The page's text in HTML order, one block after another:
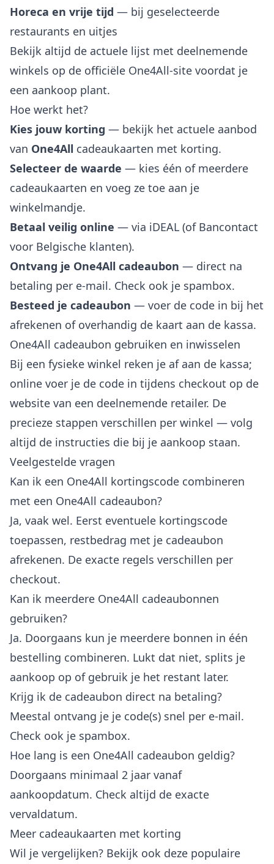
Horeca en vrije tijd — bij geselecteerde
restaurants en uitjes
Bekijk altijd de actuele lijst met deelnemende
winkels op de officiële One4All-site voordat je
een aankoop plant.
Hoe werkt het?
Kies jouw korting — bekijk het actuele aanbod
van One4All cadeaukaarten met korting.
Selecteer de waarde — kies één of meerdere
cadeaukaarten en voeg ze toe aan je
winkelmandje.
Betaal veilig online — via iDEAL (of Bancontact
voor Belgische klanten).
Ontvang je One4All cadeaubon — direct na
betaling per e-mail. Check ook je spambox.
Besteed je cadeaubon — voer de code in bij het
afrekenen of overhandig de kaart aan de kassa.
One4All cadeaubon gebruiken en inwisselen
Bij een fysieke winkel reken je af aan de kassa;
online voer je de code in tijdens checkout op de
website van een deelnemende retailer. De
precieze stappen verschillen per winkel — volg
altijd de instructies die bij je aankoop staan.
Veelgestelde vragen
Kan ik een One4All kortingscode combineren
met een One4All cadeaubon?
Ja, vaak wel. Eerst eventuele kortingscode
toepassen, restbedrag met je cadeaubon
afrekenen. De exacte regels verschillen per
checkout.
Kan ik meerdere One4All cadeaubonnen
gebruiken?
Ja. Doorgaans kun je meerdere bonnen in één
bestelling combineren. Lukt dat niet, splits je
aankoop op of gebruik je het restant later.
Krijg ik de cadeaubon direct na betaling?
Meestal ontvang je je code(s) snel per e-mail.
Check ook je spambox.
Hoe lang is een One4All cadeaubon geldig?
Doorgaans minimaal 2 jaar vanaf
aankoopdatum. Check altijd de exacte
vervaldatum.
Meer cadeaukaarten met korting
Wil je vergelijken? Bekijk ook deze populaire